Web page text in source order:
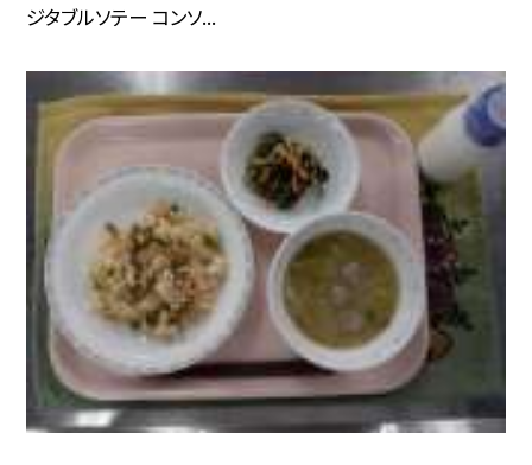
ジタブルソテー コンソ...